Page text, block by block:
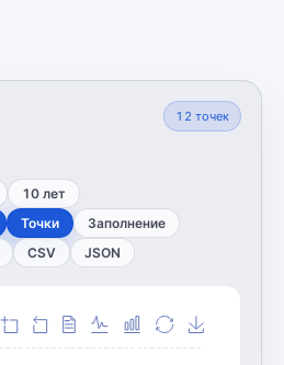
12 точек
10 лет
Точки Заполнение
CSV JSON